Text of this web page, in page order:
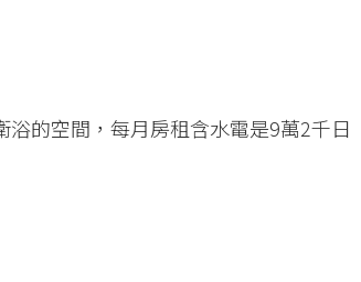
的空間，每月房租含水電是9萬2千日